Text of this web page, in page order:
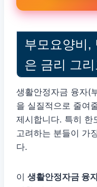
부모요양비,
은 금리 그
생활안정자금 융자(
을 실질적으로 줄여
제시합니다. 특히 한
고려하는 분들이 가
다.
이 생활안정자금 융